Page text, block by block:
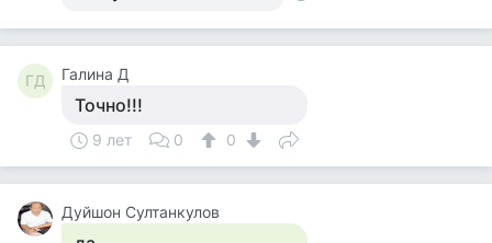
ГД Галина Д
Точно!!!
9 лет 0 0
Дуйшон Султанкулов